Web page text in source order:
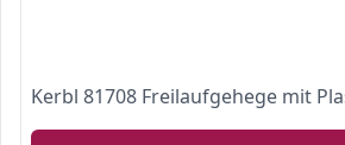
Kerbl 81708 Freilaufgehege mit